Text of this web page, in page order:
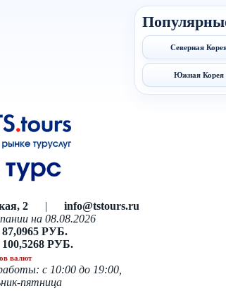
Северная
Южная Корея
2 | info@tstours.ru
на 08.08.2026
87,0965 РУБ.
100,5268 РУБ.
валют
с 10:00 до 19:00,
пятница